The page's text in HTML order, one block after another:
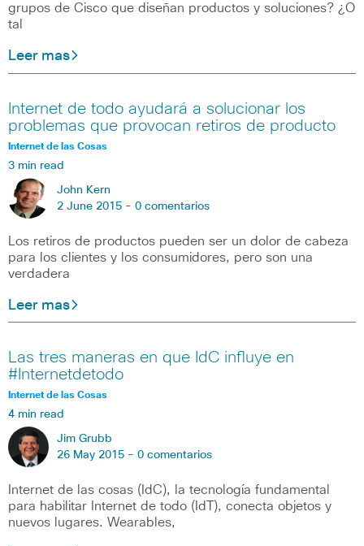
grupos de Cisco que diseñan productos y soluciones? ¿O
tal
Leer mas
Internet de todo ayudará a solucionar los
problemas que provocan retiros de producto
Internet de las Cosas
3 min read
John Kern
2 June 2015 - 0 comentarios
Los retiros de productos pueden ser un dolor de cabeza
para los clientes y los consumidores, pero son una
verdadera
Leer mas
Las tres maneras en que IdC influye en
#Internetdetodo
Internet de las Cosas
4 min read
Jim Grubb
26 May 2015 - 0 comentarios
Internet de las cosas (IdC), la tecnología fundamental
para habilitar Internet de todo (IdT), conecta objetos y
nuevos lugares. Wearables,